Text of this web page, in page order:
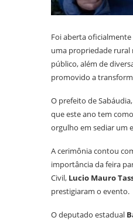
Foi aberta oficialmente
uma propriedade rural
público, além de
promovido a
O prefeito de
que este ano tem
orgulho em sediar um
A cerimônia contou
importância da feira
Civil, Lucio Mauro
prestigiaram o evento.
O deputado estadual